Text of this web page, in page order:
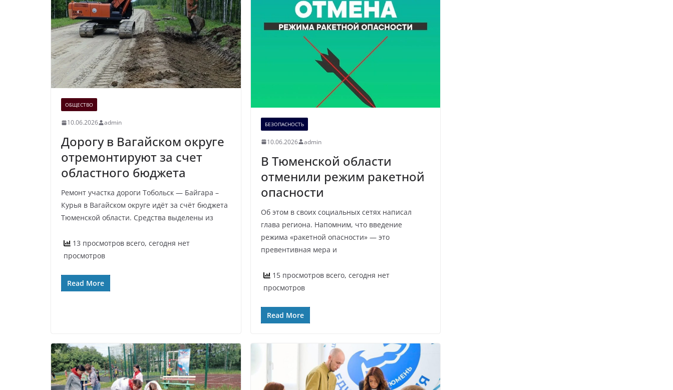
ОБЩЕСТВО
10.06.2026 admin
Дорогу в Вагайском округе
отремонтируют за счет
областного бюджета
Ремонт участка дороги Тобольск — Байгара –
Курья в Вагайском округе идёт за счёт бюджета
Тюменской области. Средства выделены из
13 просмотров всего, сегодня нет
просмотров
Read More
БЕЗОПАСНОСТЬ
10.06.2026 admin
В Тюменской области
отменили режим ракетной
опасности
Об этом в своих социальных сетях написал
глава региона. Напомним, что введение
режима «ракетной опасности» — это
превентивная мера и
15 просмотров всего, сегодня нет
просмотров
Read More